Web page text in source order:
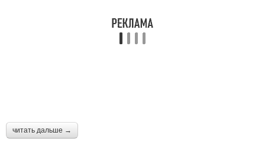
читать дальше →